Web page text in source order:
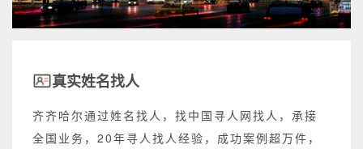
真实姓名找人
齐齐哈尔通过姓名找人，找中国寻人网找人，承接
全国业务，20年寻人找人经验，成功案例超万件，